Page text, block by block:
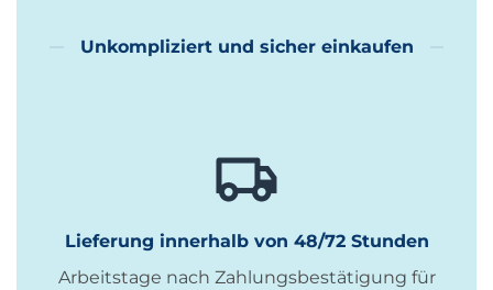
Unkompliziert und sicher einkaufen
Lieferung innerhalb von 48/72 Stunden
Arbeitstage nach Zahlungsbestätigung für